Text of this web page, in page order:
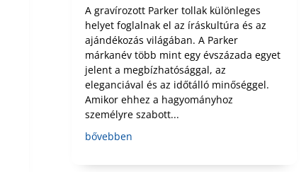
A gravírozott Parker tollak különleges
helyet foglalnak el az íráskultúra és az
ajándékozás világában. A Parker
márkanév több mint egy évszázada egyet
jelent a megbízhatósággal, az
eleganciával és az időtálló minőséggel.
Amikor ehhez a hagyományhoz
személyre szabott...
bővebben